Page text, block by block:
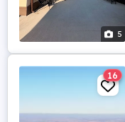
5
16